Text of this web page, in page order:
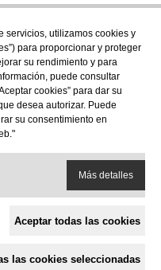
con nosotros en nuestra
Europea -
EU
servicios, utilizamos cookies y
para proporcionar y proteger
su rendimiento y para
puede consultar
cookies” para dar su
desea autorizar. Puede
su consentimiento en
Más detalles
Aceptar todas las cookies
las cookies seleccionadas